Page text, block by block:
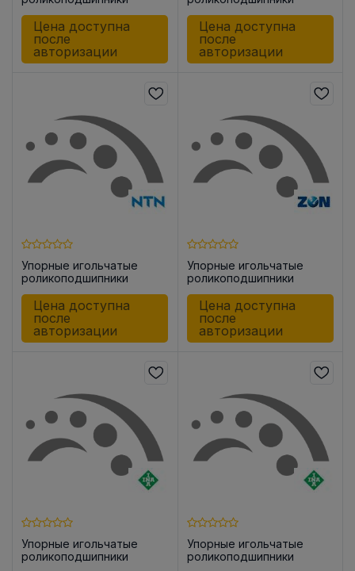
Цена доступна
после
авторизации
Цена доступна
после
авторизации
Упорные игольчатые
роликоподшипники
Цена доступна
после
авторизации
Упорные игольчатые
роликоподшипники
Цена доступна
после
авторизации
Упорные игольчатые
роликоподшипники
Упорные игольчатые
роликоподшипники